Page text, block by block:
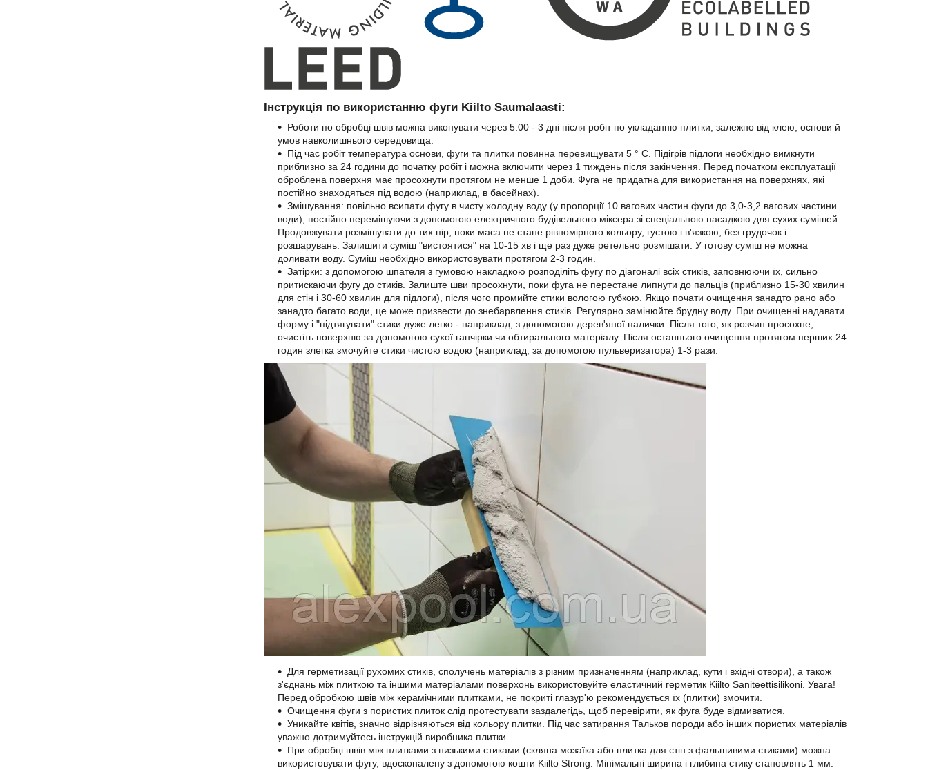
Інструкція по використанню фуги Kiilto Saumalaasti:
Роботи по обробці швів можна виконувати через 5:00 - 3 дні після робіт по укладанню плитки, залежно від клею, основи й
умов навколишнього середовища.
Під час робіт температура основи, фуги та плитки повинна перевищувати 5 ° C. Підігрів підлоги необхідно вимкнути
приблизно за 24 години до початку робіт і можна включити через 1 тиждень після закінчення. Перед початком експлуатації
оброблена поверхня має просохнути протягом не менше 1 доби. Фуга не придатна для використання на поверхнях, які
постійно знаходяться під водою (наприклад, в басейнах).
Змішування: повільно всипати фугу в чисту холодну воду (у пропорції 10 вагових частин фуги до 3,0-3,2 вагових частини
води), постійно перемішуючи з допомогою електричного будівельного міксера зі спеціальною насадкою для сухих сумішей.
Продовжувати розмішувати до тих пір, поки маса не стане рівномірного кольору, густою і в'язкою, без грудочок і
розшарувань. Залишити суміш "вистоятися" на 10-15 хв і ще раз дуже ретельно розмішати. У готову суміш не можна
доливати воду. Суміш необхідно використовувати протягом 2-3 годин.
Затірки: з допомогою шпателя з гумовою накладкою розподіліть фугу по діагоналі всіх стиків, заповнюючи їх, сильно
притискаючи фугу до стиків. Залиште шви просохнути, поки фуга не перестане липнути до пальців (приблизно 15-30 хвилин
для стін і 30-60 хвилин для підлоги), після чого промийте стики вологою губкою. Якщо почати очищення занадто рано або
занадто багато води, це може призвести до знебарвлення стиків. Регулярно замінюйте брудну воду. При очищенні надавати
форму і "підтягувати" стики дуже легко - наприклад, з допомогою дерев'яної палички. Після того, як розчин просохне,
очистіть поверхню за допомогою сухої ганчірки чи обтирального матеріалу. Після останнього очищення протягом перших 24
годин злегка змочуйте стики чистою водою (наприклад, за допомогою пульверизатора) 1-3 рази.
Для герметизації рухомих стиків, сполучень матеріалів з різним призначенням (наприклад, кути і вхідні отвори), а також
з'єднань між плиткою та іншими матеріалами поверхонь використовуйте еластичний герметик Kiilto Saniteettisilikoni. Увага!
Перед обробкою швів між керамічними плитками, не покриті глазур'ю рекомендується їх (плитки) змочити.
Очищення фуги з пористих плиток слід протестувати заздалегідь, щоб перевірити, як фуга буде відмиватися.
Уникайте квітів, значно відрізняються від кольору плитки. Під час затирання Тальков породи або інших пористих матеріалів
уважно дотримуйтесь інструкцій виробника плитки.
При обробці швів між плитками з низькими стиками (скляна мозаїка або плитка для стін з фальшивими стиками) можна
використовувати фугу, вдосконалену з допомогою кошти Kiilto Strong. Мінімальні ширина і глибина стику становлять 1 мм.